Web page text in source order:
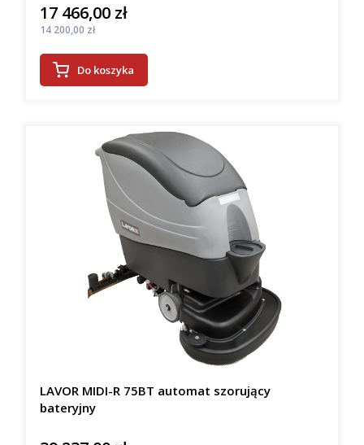
Cena
17 466,00 zł
Cena
14 200,00 zł
Do koszyka
LAVOR MIDI-R 75BT automat szorujący
bateryjny